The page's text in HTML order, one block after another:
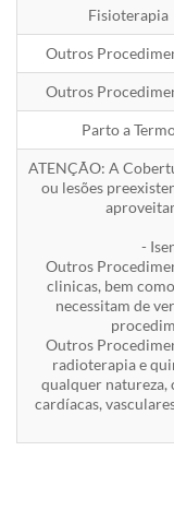
Fisioterapia
Outros
Outros
Parto a
ATENÇÃO: A
ou lesões
-
Outros
clinicas, bem
necessitam de
Outros
radioterapia e
qualquer natureza,
cardíacas,